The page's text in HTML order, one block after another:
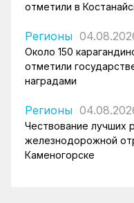
отметили в
Регионы
Около 150
отметили
наградами
Регионы
Чествование лучших
железнодорожной
Каменогорске